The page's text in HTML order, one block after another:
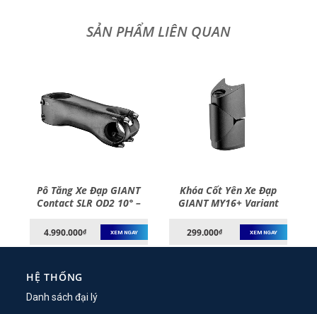
Pô Tăng Xe Đạp GIANT
Contact SLR OD2 10° –
4.990.000₫ XEM NGAY
Khóa Cốt Yên Xe Đạp
GIANT MY16+ Variant
299.000₫ XEM NGAY
HỆ THỐNG
Danh sách đại lý